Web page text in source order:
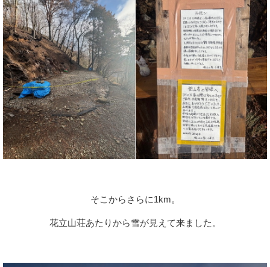
そこからさらに1km。
花立山荘あたりから雪が見えて来ました。